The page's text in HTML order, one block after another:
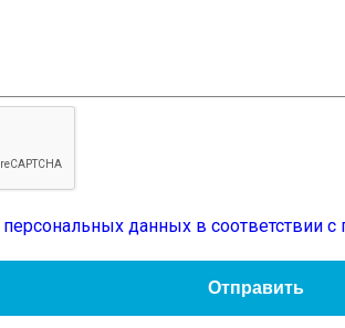
персональных данных в соответствии